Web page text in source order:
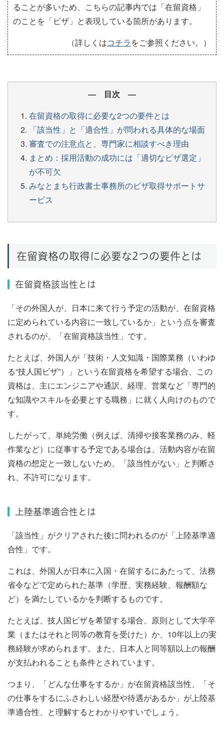
ることが多いため、こちらの記事内では「在留資格」
のことを「ビザ」と表現している箇所があります。
（詳しくはコチラをご参照ください。）
― 目次 ―
在留資格の取得に必要な2つの要件とは
「該当性」と「適合性」が問われる具体的な場面
審査での注意点と、専門家に相談すべき理由
まとめ：採用活動の成功には「適切なビザ選定」
が不可欠
みなとまち行政書士事務所のビザ取得サポートサ
ービス
在留資格の取得に必要な2つの要件とは
在留資格該当性とは
「その外国人が、日本に来て行う予定の活動が、在留資格
に定められている内容に一致しているか」という点を審査
されるのが、「在留資格該当性」です。
たとえば、外国人が「技術・人文知識・国際業務（いわゆ
る“技人国ビザ”）」という在留資格を希望する場合、この
資格は、主にエンジニアや通訳、経理、営業など「専門的
な知識やスキルを必要とする職務」に就く人向けのもので
す。
したがって、単純労働（例えば、清掃や接客業務のみ、軽
作業など）に従事する予定である場合は、活動内容が在留
資格の想定と一致しないため、「該当性がない」と判断さ
れ、不許可になります。
上陸基準適合性とは
「該当性」がクリアされた後に問われるのが「上陸基準適
合性」です。
これは、外国人が日本に入国・在留するにあたって、法務
省令などで定められた基準（学歴、実務経験、報酬額な
ど）を満たしているかを判断するものです。
たとえば、技人国ビザを希望する場合、原則として大学卒
業（またはそれと同等の教育を受けた）か、10年以上の実
務経験が求められます。また、日本人と同等額以上の報酬
が支払われることも条件とされています。
つまり、「どんな仕事をするか」が在留資格該当性、「そ
の仕事をするにふさわしい経歴や待遇があるか」が上陸基
準適合性、と理解するとわかりやすいでしょう。